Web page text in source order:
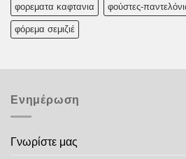
φορεματα καφτανια φούστες-
φόρεμα σεμιζιέ
Ενημέρωση
Γνωρίστε μας